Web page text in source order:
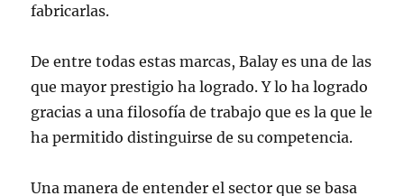
fabricarlas.
De entre todas estas marcas, Balay es una de las
que mayor prestigio ha logrado. Y lo ha logrado
gracias a una filosofía de trabajo que es la que le
ha permitido distinguirse de su competencia.
Una manera de entender el sector que se basa